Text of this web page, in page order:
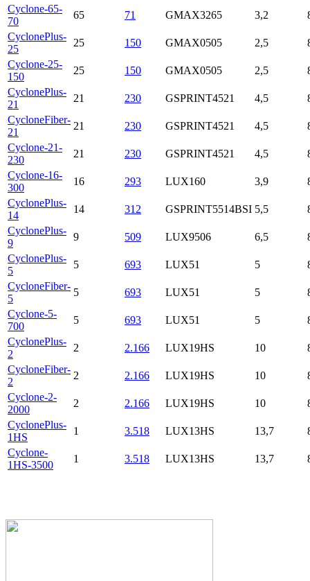
Cyclone-65-
70
65 71 GMAX3265 3,2
CyclonePlus-
25
25 150 GMAX0505 2,5
Cyclone-25-
150
25 150 GMAX0505 2,5
CyclonePlus-
21
21 230 GSPRINT4521 4,5
CycloneFiber-
21
21 230 GSPRINT4521 4,5
Cyclone-21-
230
21 230 GSPRINT4521 4,5
Cyclone-16-
300
16 293 LUX160 3,9
CyclonePlus-
14
14 312 GSPRINT5514BSI 5,5
CyclonePlus-
9
9 509 LUX9506 6,5
CyclonePlus-
5
5 693 LUX51 5
CycloneFiber-
5
5 693 LUX51 5
Cyclone-5-
700
5 693 LUX51 5
CyclonePlus-
2
2 2.166 LUX19HS 10
CycloneFiber-
2
2 2.166 LUX19HS 10
Cyclone-2-
2000
2 2.166 LUX19HS 10
CyclonePlus-
1HS
1 3.518 LUX13HS 13,7
Cyclone-
1HS-3500
1 3.518 LUX13HS 13,7